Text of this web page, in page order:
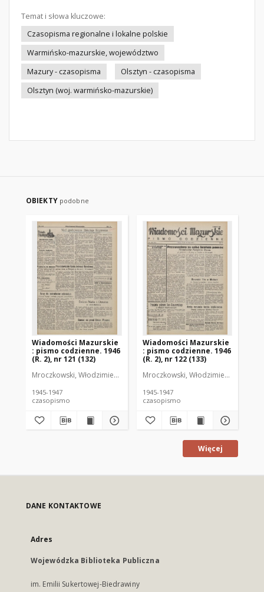
Temat i słowa kluczowe:
Czasopisma regionalne i lokalne polskie
Warmińsko-mazurskie, województwo
Mazury - czasopisma
Olsztyn - czasopisma
Olsztyn (woj. warmińsko-mazurskie)
OBIEKTY podobne
Wiadomości Mazurskie
: pismo codzienne. 1946
(R. 2), nr 121 (132)
Mroczkowski, Włodzimierz (1902-1971). Redaktor
1945-1947
czasopismo
Wiadomości Mazurskie
: pismo codzienne. 1946
(R. 2), nr 122 (133)
Mroczkowski, Włodzimierz (1902-
1945-1947
czasopismo
Więcej
DANE KONTAKTOWE
Adres
Wojewódzka Biblioteka Publiczna
im. Emilii Sukertowej-Biedrawiny